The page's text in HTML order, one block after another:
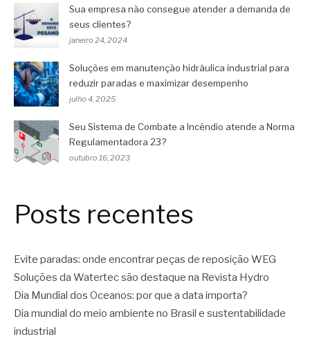
Sua empresa não consegue atender a demanda de
seus clientes?
janeiro 24, 2024
Soluções em manutenção hidráulica industrial para
reduzir paradas e maximizar desempenho
julho 4, 2025
Seu Sistema de Combate a Incêndio atende a Norma
Regulamentadora 23?
outubro 16, 2023
Posts recentes
Evite paradas: onde encontrar peças de reposição WEG
Soluções da Watertec são destaque na Revista Hydro
Dia Mundial dos Oceanos: por que a data importa?
Dia mundial do meio ambiente no Brasil e sustentabilidade
industrial